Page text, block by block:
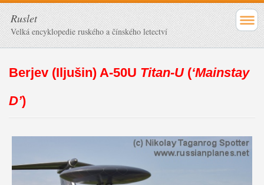
Ruslet
Velká encyklopedie ruského a čínského letectví
Berjev (Iljušin) A-50U Titan-U (‘Mainstay
D’)